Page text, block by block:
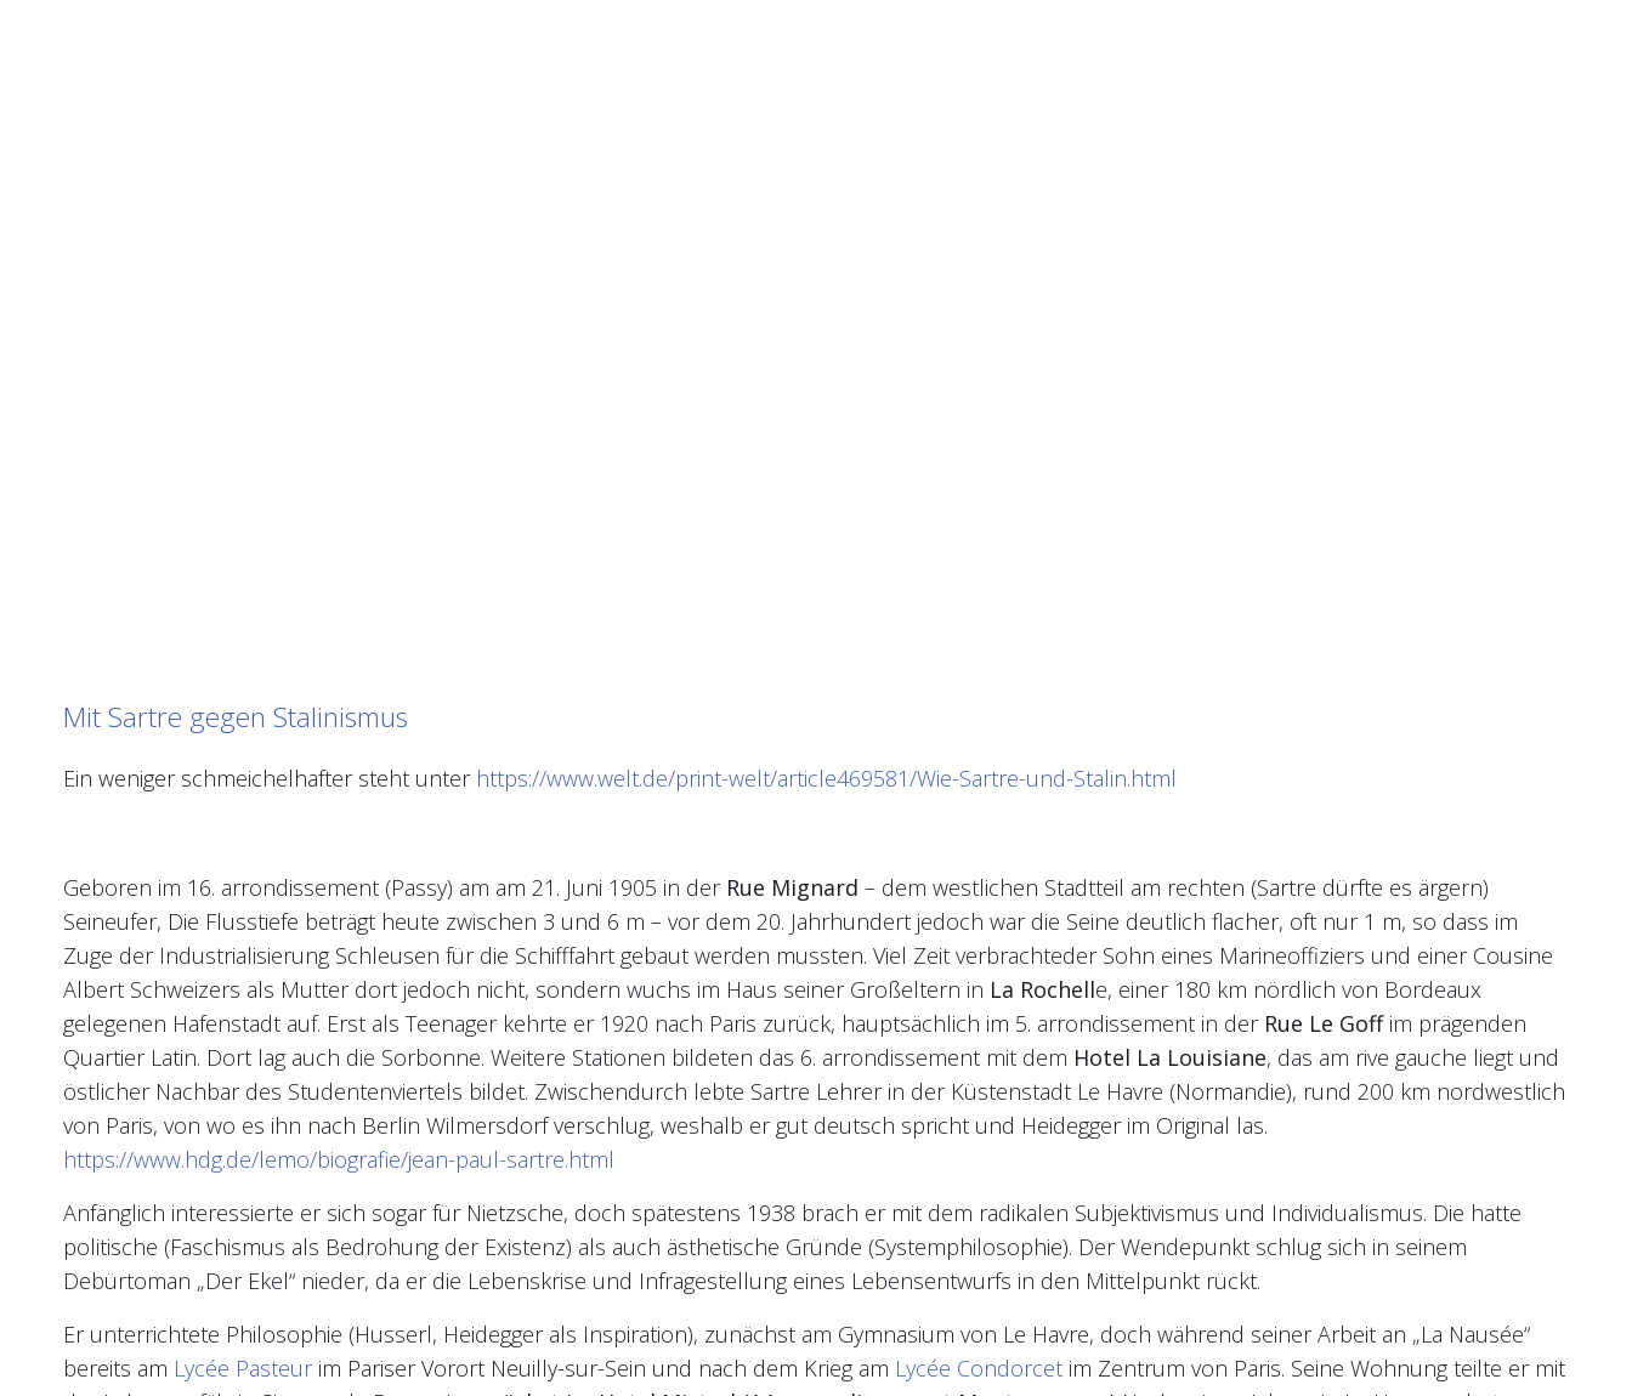
Mit Sartre gegen Stalinismus
Ein weniger schmeichelhafter steht unter https://www.welt.de/print-welt/article469581/Wie-Sartre-und-Stalin.html
Geboren im 16. arrondissement (Passy) am am 21. Juni 1905 in der Rue Mignard – dem westlichen Stadtteil am rechten (Sartre dürfte es ärgern)
Seineufer, Die Flusstiefe beträgt heute zwischen 3 und 6 m – vor dem 20. Jahrhundert jedoch war die Seine deutlich flacher, oft nur 1 m, so dass im
Zuge der Industrialisierung Schleusen für die Schifffahrt gebaut werden mussten. Viel Zeit verbrachteder Sohn eines Marineoffiziers und einer Cousine
Albert Schweizers als Mutter dort jedoch nicht, sondern wuchs im Haus seiner Großeltern in La Rochelle, einer 180 km nördlich von Bordeaux
gelegenen Hafenstadt auf. Erst als Teenager kehrte er 1920 nach Paris zurück, hauptsächlich im 5. arrondissement in der Rue Le Goffim prägenden
Quartier Latin. Dort lag auch die Sorbonne. Weitere Stationen bildeten das 6. arrondissement mit dem Hotel La Louisiane, das am rive gauche liegt und
östlicher Nachbar des Studentenviertels bildet. Zwischendurch lebte Sartre Lehrer in der Küstenstadt Le Havre (Normandie), rund 200 km nordwestlich
von Paris, von wo es ihn nach Berlin Wilmersdorf verschlug, weshalb er gut deutsch spricht und Heidegger im Original las.
https://www.hdg.de/lemo/biografie/jean-paul-sartre.html
Anfänglich interessierte er sich sogar für Nietzsche, doch spätestens 1938 brach er mit dem radikalen Subjektivismus und Individualismus. Die hatte
politische (Faschismus als Bedrohung der Existenz) als auch ästhetische Gründe (Systemphilosophie). Der Wendepunkt schlug sich in seinem
Debürtoman „Der Ekel“ nieder, da er die Lebenskrise und Infragestellung eines Lebensentwurfs in den Mittelpunkt rückt.
Er unterrichtete Philosophie (Husserl, Heidegger als Inspiration), zunächst am Gymnasium von Le Havre, doch während seiner Arbeit an „La Nausée“
bereits am Lycée Pasteur im Pariser Vorort Neuilly-sur-Sein und nach dem Krieg am Lycée Condorcet im Zentrum von Paris. Seine Wohnung teilte er mit